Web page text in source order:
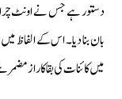
دستور ہے جس نے اونٹ چرانے
بان بنا دیا۔ اس کے الفاظ
میں کائنات کی بقا کا راز